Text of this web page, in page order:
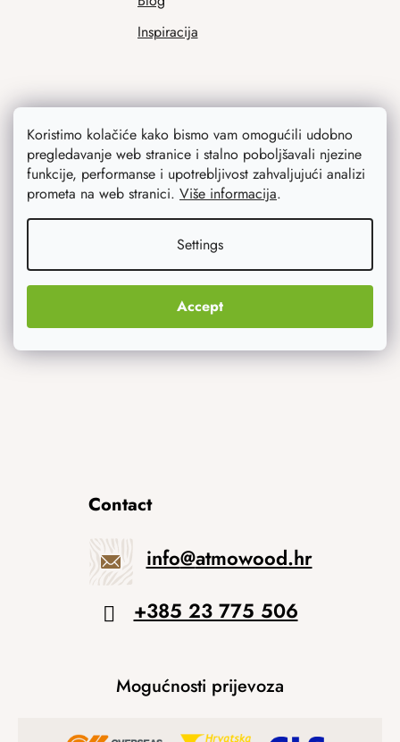
Koristimo kolačiće kako bismo vam omogućili udobno
pregledavanje web stranice i stalno poboljšavali njezine
funkcije, performanse i upotrebljivost zahvaljujući analizi
prometa na web stranici. Više informacija.
Settings
Accept
Inspiracija
Ono što vas najviše zanima
Originalni pokloni
Contact
info@atmowood.hr
+385 23 775 506
Mogućnosti prijevoza